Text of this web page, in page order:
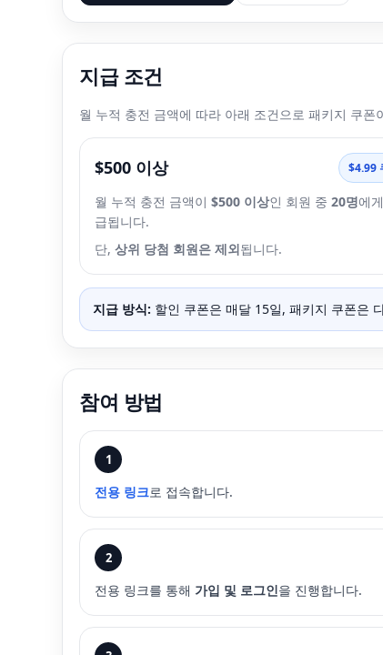
지급 조건
월 누적 충전 금액에 따라 아래 조건으로 패키지 쿠폰
$500 이상 $4.99
월 누적 충전 금액이 $500 이상인 회원 중 20명에
급됩니다.
단, 상위 당첨 회원은 제외됩니다.
지급 방식: 할인 쿠폰은 매달 15일, 패키지 쿠폰은
참여 방법
1
전용 링크로 접속합니다.
2
전용 링크를 통해 가입 및 로그인을 진행합니다.